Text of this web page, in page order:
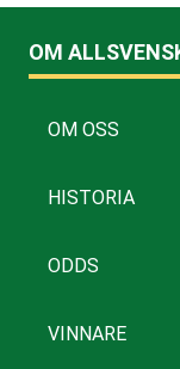
OM
OM OSS
HISTORIA
ODDS
VINNARE